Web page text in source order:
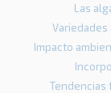
Las
Variedades
Impacto
Tendencias